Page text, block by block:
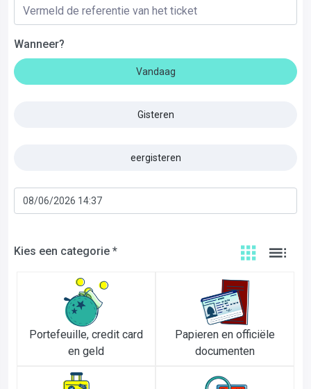
Wanneer?
Vandaag
Gisteren
eergisteren
Kies een categorie *
Portefeuille, credit card
en geld
Papieren en officiële
documenten